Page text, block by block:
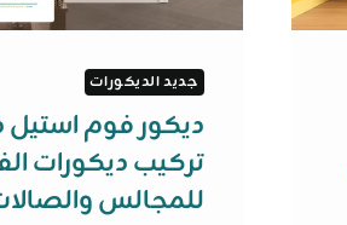
جديد الديكورات
ديكور فوم
تركيب ديكورات
للمجالس